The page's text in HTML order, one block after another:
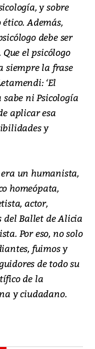
y sobre
Además,
debe ser
el psicólogo
siempre la frase
‘El
sabe ni Psicología
aplicar esa
y
un humanista,
homeópata,
actor,
del Ballet de Alicia
Por eso, no solo
fuimos y
de todo su
de la
y ciudadano.